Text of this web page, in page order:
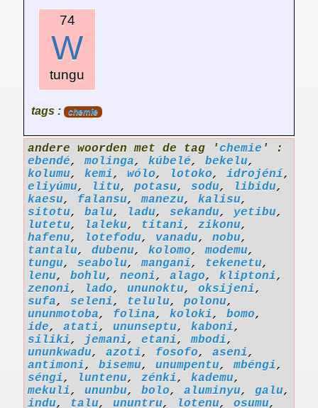
74
W
tungu
tags : chemie
andere woorden met de tag 'chemie ' :
ebendé,molinga, kúbelé, bekelu,
kolumu, kemi, wólo, lotoko, idrojéní,
eliyúmu, litu, potasu, sodu, libidu,
kaesu, falansu,manezu, kalisu,
sitotu, balu, ladu, sekandu, yetibu,
lutetu, laleku, titani, zikonu,
hafenu, lotefodu, vanadu, nobu,
tantalu, dubenu, kolomo,modemu,
tungu, seabolu,mangani, tekenetu,
lenu, bohlu, neoni, alago, kliptoni,
zenoni, lado, ununoktu, oksijeni,
sufa, seleni, telulu, polonu,
ununmotoba, folina, koloki, bomo,
ide, atati, ununseptu, kaboni,
siliki, jemani, etani,mbodi,
ununkwadu, azoti, fosofo, aseni,
antimoni, bisemu, unumpentu,mbéngi,
séngi, luntenu, zénki, kademu,
mekuli, ununbu, bolo, aluminyu, galu,
indu, talu, ununtru, lotenu, osumu,